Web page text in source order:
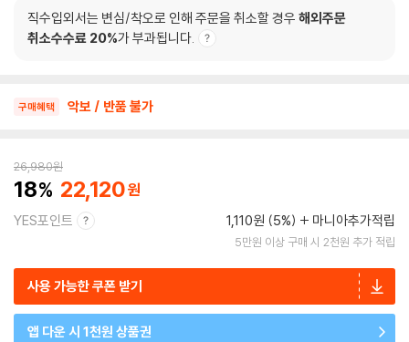
직수입외서는 변심/착오로 인해 주문을 취소할 경우 해외주문
취소수수료 20%가 부과됩니다.
구매혜택 악보 / 반품 불가
26,980원
18 22,120
YES포인트 1,110원 (5%) 마니아추가적립
5만원 이상 구매 시 2천원 추가 적립
사용 가능한 쿠폰 받기
앱 다운 시 1천원 상품권